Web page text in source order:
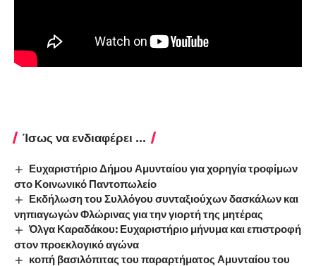
Ίσως να ενδιαφέρει ...
Ευχαριστήριο Δήμου Αμυνταίου για χορηγία τροφίμων
στο Κοινωνικό Παντοπωλείο
Εκδήλωση του Συλλόγου συνταξιούχων δασκάλων και
νηπιαγωγών Φλώρινας για την γιορτή της μητέρας
Όλγα Καραδάκου: Ευχαριστήριο μήνυμα και επιστροφή
στον προεκλογικό αγώνα
κοπή βασιλόπιτας του παραρτήματος Αμυνταίου του